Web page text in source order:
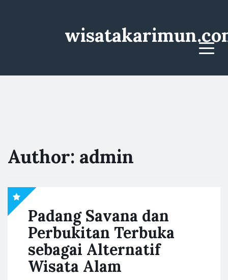
Menu
Author: admin
Padang Savana dan
Perbukitan Terbuka
sebagai Alternatif
Wisata Alam